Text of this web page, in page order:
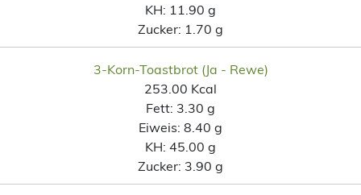
KH: 11.90 g
Zucker: 1.70 g
3-Korn-Toastbrot (Ja - Rewe)
253.00 Kcal
Fett: 3.30 g
Eiweis: 8.40 g
KH: 45.00 g
Zucker: 3.90 g